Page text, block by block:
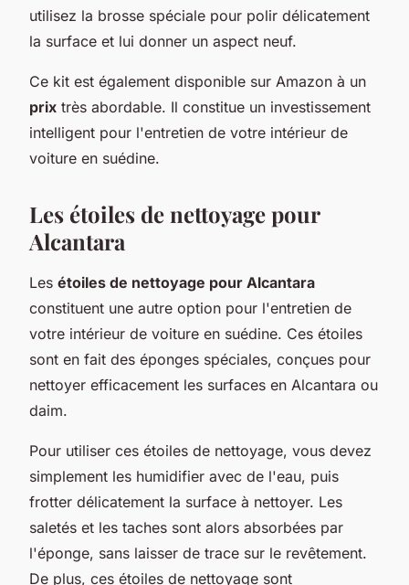
utilisez la brosse spéciale pour polir délicatement
la surface et lui donner un aspect neuf.
Ce kit est également disponible sur Amazon à un
prix très abordable. Il constitue un investissement
intelligent pour l'entretien de votre intérieur de
voiture en suédine.
Les étoiles de nettoyage pour
Alcantara
Les étoiles de nettoyage pour Alcantara
constituent une autre option pour l'entretien de
votre intérieur de voiture en suédine. Ces étoiles
sont en fait des éponges spéciales, conçues pour
nettoyer efficacement les surfaces en Alcantara ou
daim.
Pour utiliser ces étoiles de nettoyage, vous devez
simplement les humidifier avec de l'eau, puis
frotter délicatement la surface à nettoyer. Les
saletés et les taches sont alors absorbées par
l'éponge, sans laisser de trace sur le revêtement.
De plus, ces étoiles de nettoyage sont